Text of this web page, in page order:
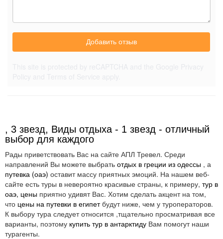
Добавить отзыв
, 3 звезд, Виды отдыха - 1 звезд - отличный
выбор для каждого
Рады приветствовать Вас на сайте АПЛ Тревел. Среди
направлений Вы можете выбрать отдых в греции из одессы , а
путевка (оаэ) оставит массу приятных эмоций. На нашем веб-
сайте есть туры в невероятно красивые страны, к примеру, тур в
оаэ, цены приятно удивят Вас. Хотим сделать акцент на том,
что цены на путевки в египетбудут ниже, чем у туроператоров.
К выбору тура следует относится ,тщательно просматривая все
варианты, поэтому купить тур в антарктиду Вам помогут наши
турагенты.